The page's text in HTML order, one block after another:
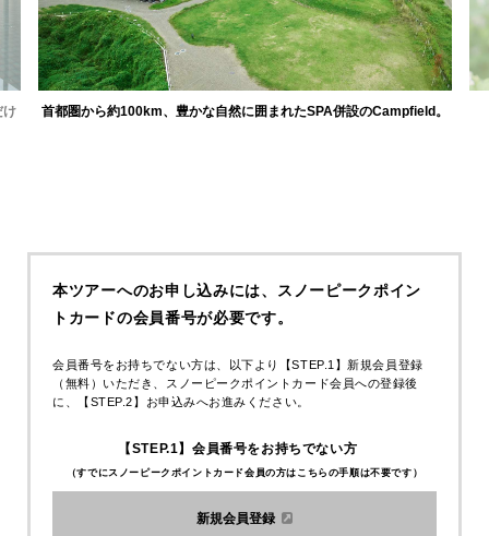
け 首都圏から約100km、豊かな自然に囲まれたSPA併設のCampfield。
上南摩地区のそば粉や農産物を活かした
味を提供する蕎麦屋です。地域イベント
出店では行列のできる人気店です。
本ツアーではそば打ち体験と夕食をご担
スノーピーク鹿沼に併設された「日光珈
琲ROKU」。
里山の風景を眺めながら、自家焙煎のス
ペシャリティコーヒーやクラフトバーガ
ーを味わえます。
い。
合時間までごゆっくりとお過ごしください。
13:30
集合｜Snow Peak KANUMA Campfield & Spa
手配をお願いします。
14:00
開会式
収穫から食べるまで。香り豊かな「鹿沼そば」を余す
・そば収穫体験～脱穀体験～そば打ち体験
入浴｜Snow Peak KANUMA Campfield & Spa 温浴施設
着替え（汚れても良い靴や動きやすい服装、フリース等の気温の変化に対
応できる防寒着）
タオル（泥など汚れを拭くタオル等をご準備ください）
ハブラシ・ご入浴セット（シャンプー等）
ヘッドライト等の灯り（テント内照明、夜間移動時に便利です）
枕（必要な方のみご用意ください、レンタルシュラフに枕は付属しませ
虫よけスプレー等（キャンプ場のため蚊やブヨがおります）
本ツアーへのお申し込みには、
スノーピークポイン
トカードの会員番号が必要です。
会員番号をお持ちでない方は、以下より【STEP.1】新規会員登録
（無料）いただき、 スノーピークポイントカード会員への登録後
に、【STEP.2】お申込みへお進みください。
【STEP.1】会員番号をお持ちでない方
（すでにスノーピークポイントカード会員の方はこちらの手順は不要です）
新規会員登録